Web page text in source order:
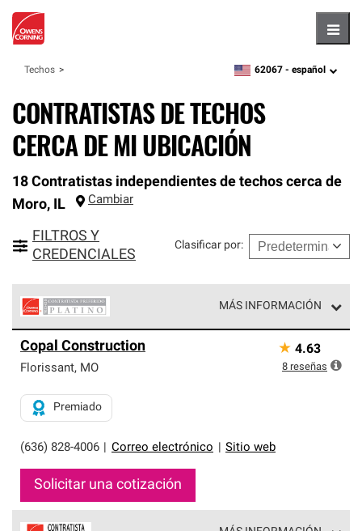
Techos zipcode,language
62067 - español
CONTRATISTAS DE TECHOS
CERCA DE MI UBICACIÓN
18 Contratistas independientes de techos cerca de
Moro, IL Cambiar
FILTROS Y
CREDENCIALES
Clasificar por:
MÁS INFORMACIÓN
Corning constituyen el nivel superior de nuestra red
exclusiva y cumplen con estándares estrictos de
Solo ellos pueden ofrecer nuestra mejor garantía de
sistemas de techos.
Copal Construction
Florissant, MO
(636) 828-4006 Correo electrónico Sitio web
Premiado
Solicitar una cotización
★ 4.63
8 reseñas